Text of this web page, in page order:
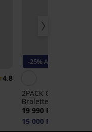
4,8
-25% ALL25
2PACK Origins
Bralette merevítő
melltartó
19 990 Ft
15 000 Ft